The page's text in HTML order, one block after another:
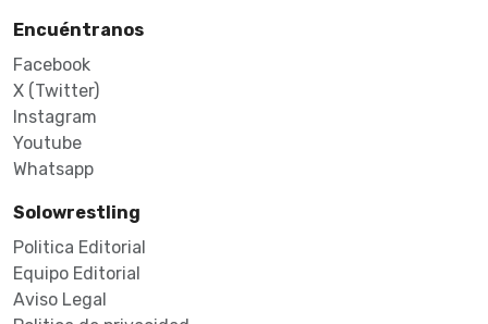
Encuéntranos
Facebook
X (Twitter)
Instagram
Youtube
Whatsapp
Solowrestling
Politica Editorial
Equipo Editorial
Aviso Legal